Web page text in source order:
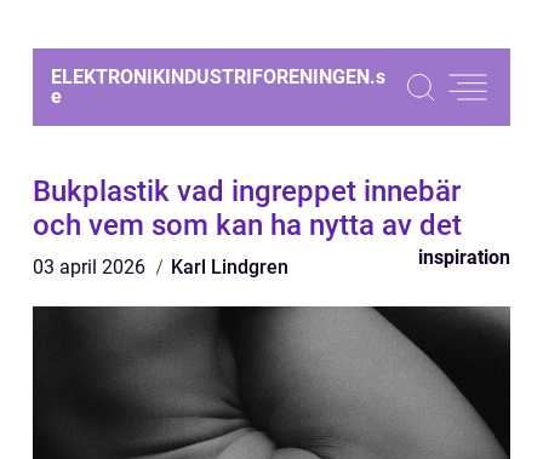
ELEKTRONIKINDUSTRIFORENINGEN.s
e
Bukplastik vad ingreppet innebär
och vem som kan ha nytta av det
03 april 2026 Karl Lindgren inspiration